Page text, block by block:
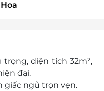
trọng, diện tích 32m²,
đại.
giấc ngủ trọn vẹn.